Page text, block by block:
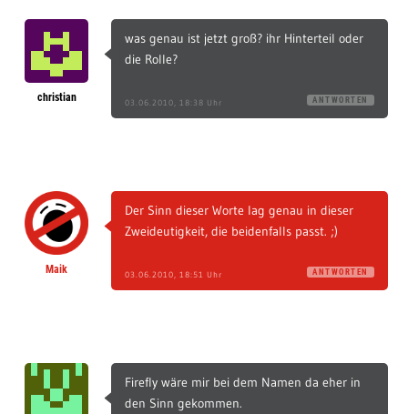
christian
was genau ist jetzt groß? ihr Hinterteil oder
die Rolle?
03.06.2010, 18:38 Uhr ANTWORTEN
Maik
Der Sinn dieser Worte lag genau in dieser
Zweideutigkeit, die beidenfalls passt. ;)
03.06.2010, 18:51 Uhr ANTWORTEN
Firefly wäre mir bei dem Namen da eher in
den Sinn gekommen.